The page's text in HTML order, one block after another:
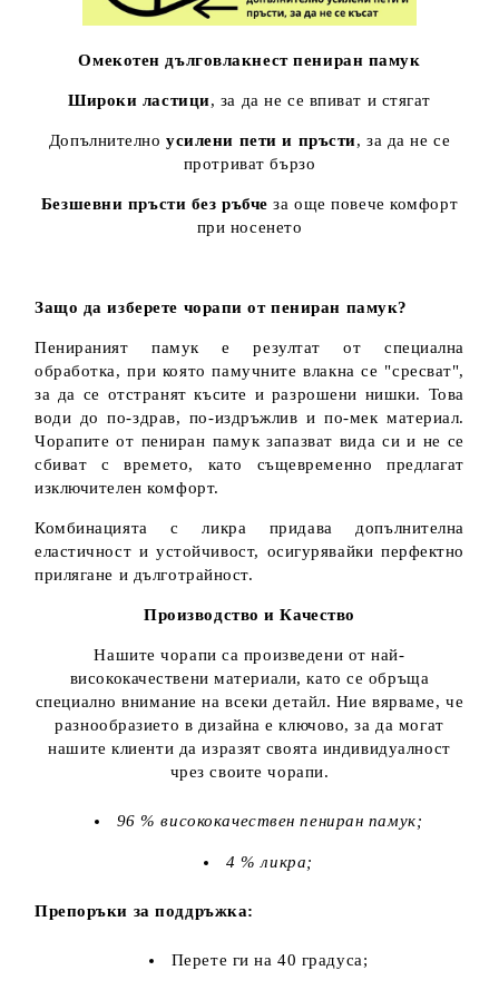
Омекотен дълговлакнест пениран памук
Широки ластици, за да не се впиват и стягат
Допълнителноусилени пети и пръсти, за да не се
протриват бързо
Безшевни пръсти без ръбчеза още повече комфорт
при носенето
Защо да изберете чорапи от пениран памук?
Пенираният памук е резултат от специална
обработка, при която памучните влакна се "сресват",
за да се отстранят късите и разрошени нишки. Това
води до по-здрав, по-издръжлив и по-мек материал.
Чорапите от пениран памук запазват вида си и не се
сбиват с времето, като същевременно предлагат
изключителен комфорт.
Комбинацията с ликра придава допълнителна
еластичност и устойчивост, осигурявайки перфектно
прилягане и дълготрайност.
Производство и Качество
Нашите чорапи са произведени от най-
висококачествени материали, като се обръща
специално внимание на всеки детайл. Ние вярваме, че
разнообразието в дизайна е ключово, за да могат
нашите клиенти да изразят своята индивидуалност
чрез своите чорапи.
96 % висококачествен пениран памук;
4 % ликра;
Препоръки за поддръжка:
Перете ги на 40 градуса;